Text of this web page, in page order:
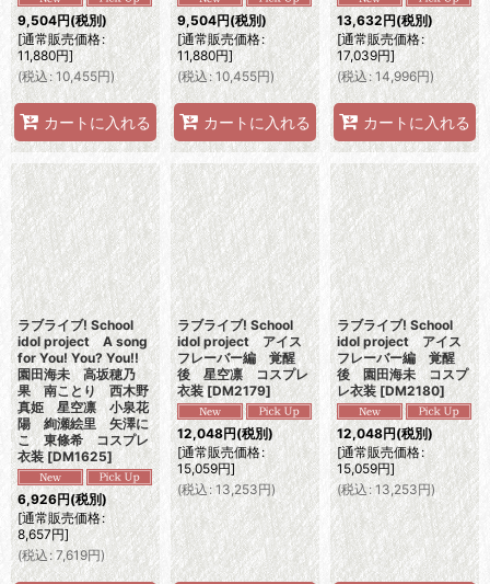
9,504円(税別)
[通常販売価格:
11,880円]
(税込: 10,455円)
カートに入れる
9,504円(税別)
[通常販売価格:
11,880円]
(税込: 10,455円)
カートに入れる
13,632円(税別)
[通常販売価格:
17,039円]
(税込: 14,996円)
カートに入れる
ラブライブ! School
idol project A song
for You! You? You!!
園田海未 高坂穂乃
果 南ことり 西木野
真姫 星空凛 小泉花
陽 絢瀬絵里 矢澤に
こ 東條希 コスプレ
衣装 [DM1625]
6,926円(税別)
[通常販売価格:
8,657円]
(税込 : 7,619円)
ラブライブ! School
idol project アイス
フレーバー編 覚醒
後 星空凛 コスプレ
衣装 [DM2179]
12,048円(税別)
[通常販売価格:
15,059円]
(税込: 13,253円)
ラブライブ! School
idol project アイス
フレーバー編 覚醒
後 園田海未 コスプ
レ衣装 [DM2180]
12,048円(税別)
[通常販売価格:
15,059円]
(税込: 13,253円)